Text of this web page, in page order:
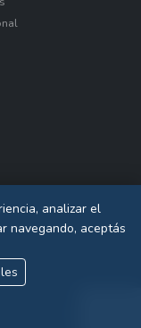
analizar el
navegando, aceptás